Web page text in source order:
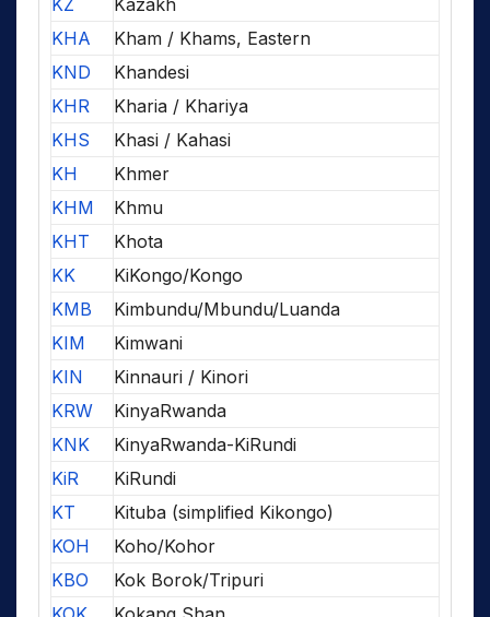
KHA
Kham / Khams, Eastern
KND
Khandesi
KHR
Kharia / Khariya
KHS
Khasi / Kahasi
KH
Khmer
KHM
Khmu
KHT
Khota
KK
KiKongo/Kongo
KMB
Kimbundu/Mbundu/Luanda
KIM
Kimwani
KIN
Kinnauri / Kinori
KRW
KinyaRwanda
KNK
KinyaRwanda-KiRundi
KiR
KiRundi
KT
Kituba (simplified Kikongo)
KOH
Koho/Kohor
KBO
Kok Borok/Tripuri